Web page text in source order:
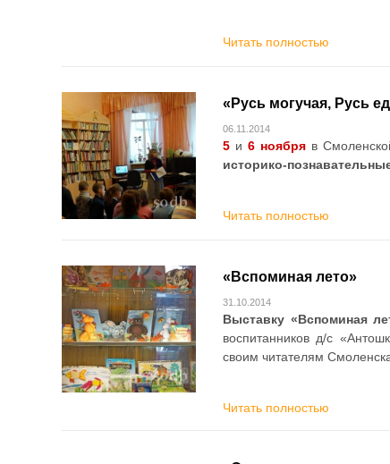
Читать полностью
«Русь могучая, Русь
06.11.2014
5 и 6 ноября в
историко-
Читать полностью
«Вспоминая лето»
31.10.2014
Выставку «Вспоминая
воспитанников д/с
своим читателям
Читать полностью